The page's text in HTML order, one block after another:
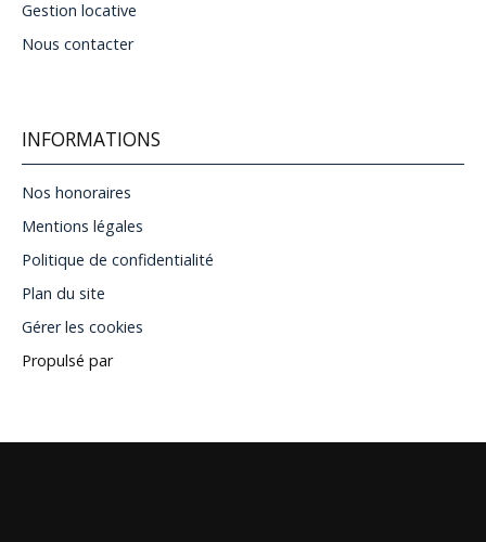
Gestion locative
Nous contacter
INFORMATIONS
Nos honoraires
Mentions légales
Politique de confidentialité
Plan du site
Gérer les cookies
Propulsé par